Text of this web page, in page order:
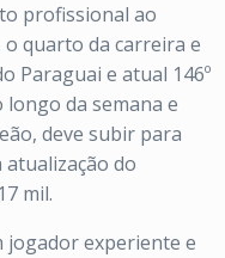
profissional ao
quarto da carreira e
Paraguai e atual 146º
da semana e
deve subir para
atualização do
mil.
jogador experiente e